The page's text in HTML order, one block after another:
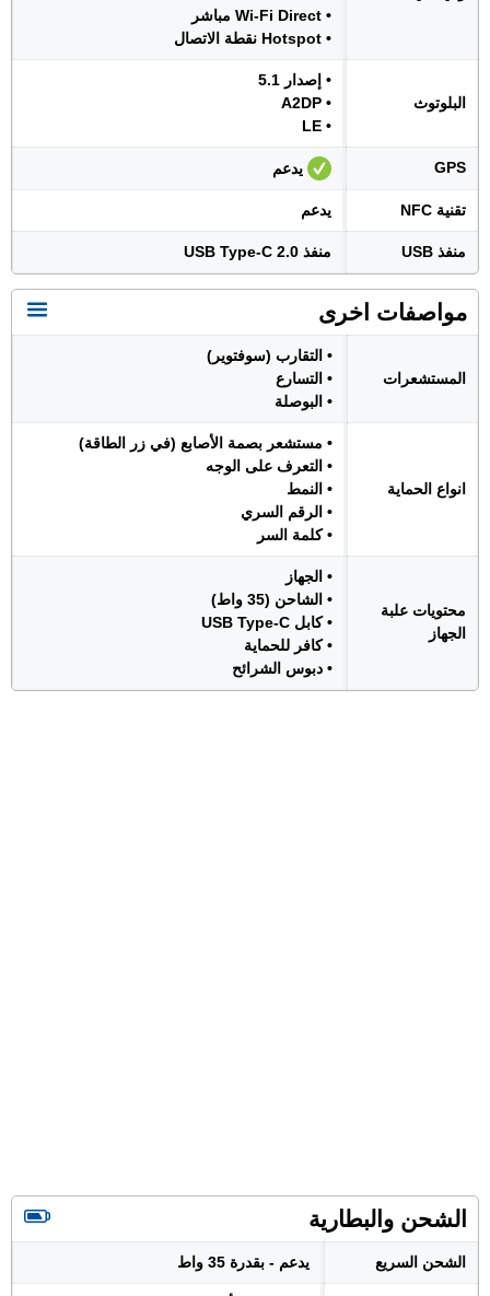
• Wi-Fi Direct مباشر
• Hotspot نقطة الاتصال
البلوتوث
• إصدار 5.1
• A2DP
• LE
GPS يدعم
تقنية NFC يدعم
منفذ USB منفذ USB Type-C 2.0
مواصفات اخرى
المستشعرات
• التقارب (سوفتوير)
• التسارع
• البوصلة
انواع الحماية
• مستشعر بصمة الأصابع (في زر الطاقة)
• التعرف على الوجه
• النمط
• الرقم السري
• كلمة السر
محتويات علبة
الجهاز
• الجهاز
• الشاحن (35 واط)
• كابل USB Type-C
• كافر للحماية
• دبوس الشرائح
الشحن والبطارية
الشحن السريع يدعم - بقدرة 35 واط